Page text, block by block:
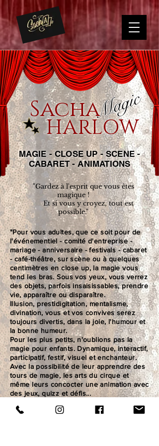
SachaMagic
HARLOW
MAGIE - CLOSE UP - SCENE -
CABARET - ANIMATIONS
"Gardez à l'esprit que vous êtes
magique !
Et si vous y croyez, tout est
possible."
"Pour vous adultes, que ce soit pour de
l'événementiel - comité d'entreprise -
mariage - anniversaire - festivals - cabaret
- café-théâtre, sur scène ou à quelques
centimètres en close up, la magie vous
tend les bras. Sous vos yeux, vous verrez
des objets, parfois insaisissables, prendre
vie, apparaître ou disparaître.
Illusion, prestidigitation, mentalisme,
divination, vous et vos convives serez
toujours divertis, dans la joie, l'humour et
la bonne humeur.
Pour les plus petits, n'oublions pas la
magie pour enfants. Dynamique, interactif,
participatif, festif, visuel et enchanteur.
Avec la possibilité de leur apprendre des
tours de magie, les arts du cirque et
même leurs concocter une animation avec
des jeux, quizz et défis...
Avec Sacha vous ne serez pas seulement